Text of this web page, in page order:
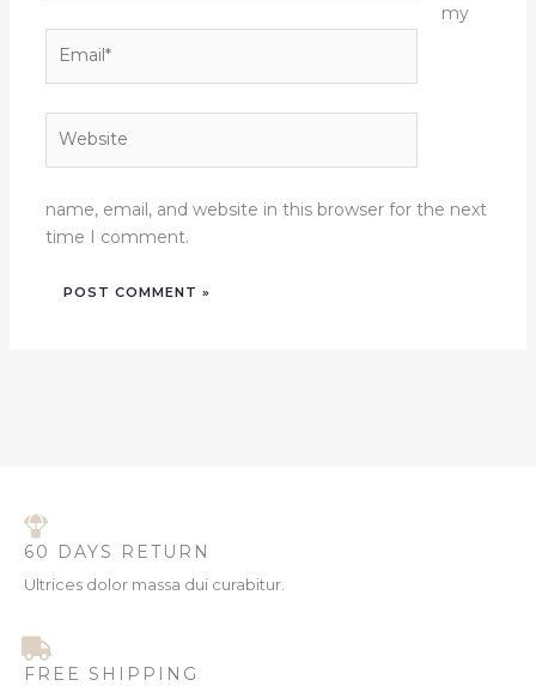
my
name, email, and website in this browser for the next
time I comment.
60 DAYS RETURN
Ultrices dolor massa dui curabitur.
FREE SHIPPING